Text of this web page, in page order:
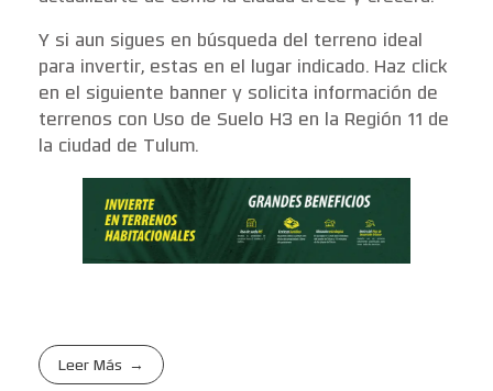
Y si aun sigues en búsqueda del terreno ideal
para invertir, estas en el lugar indicado. Haz click
en el siguiente banner y solicita información de
terrenos con Uso de Suelo H3 en la Región 11 de
la ciudad de Tulum.
Leer Más